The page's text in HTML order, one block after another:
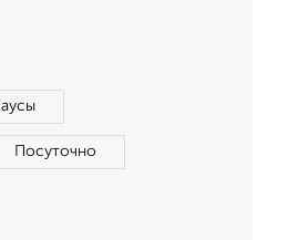
Посуточно